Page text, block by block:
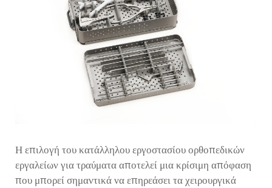
Η επιλογή του κατάλληλου εργοστασίου ορθοπεδικών
εργαλείων για τραύματα αποτελεί μια κρίσιμη απόφαση
που μπορεί σημαντικά να επηρεάσει τα χειρουργικά